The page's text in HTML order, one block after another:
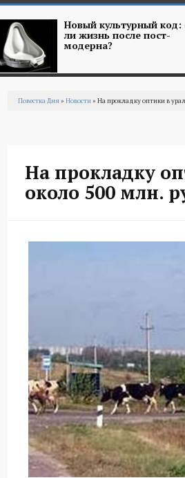
Новый культурный код:
ли жизнь после пост-
модерна?
Повестка Дня» Новости» На прокладку оптики в
На прокладку
около 500 млн.